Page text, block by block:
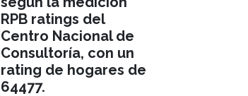
RPB ratings del
Centro Nacional de
Consultoría, con un
rating de hogares de
64477.